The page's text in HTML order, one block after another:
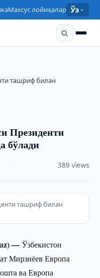
Махсус лойиҳалар Ўз
ташриф билан
Президенти
бўлади
389 views
ташриф билан
—Ўзбекистон
Мирзиёев Европа
ва Европа